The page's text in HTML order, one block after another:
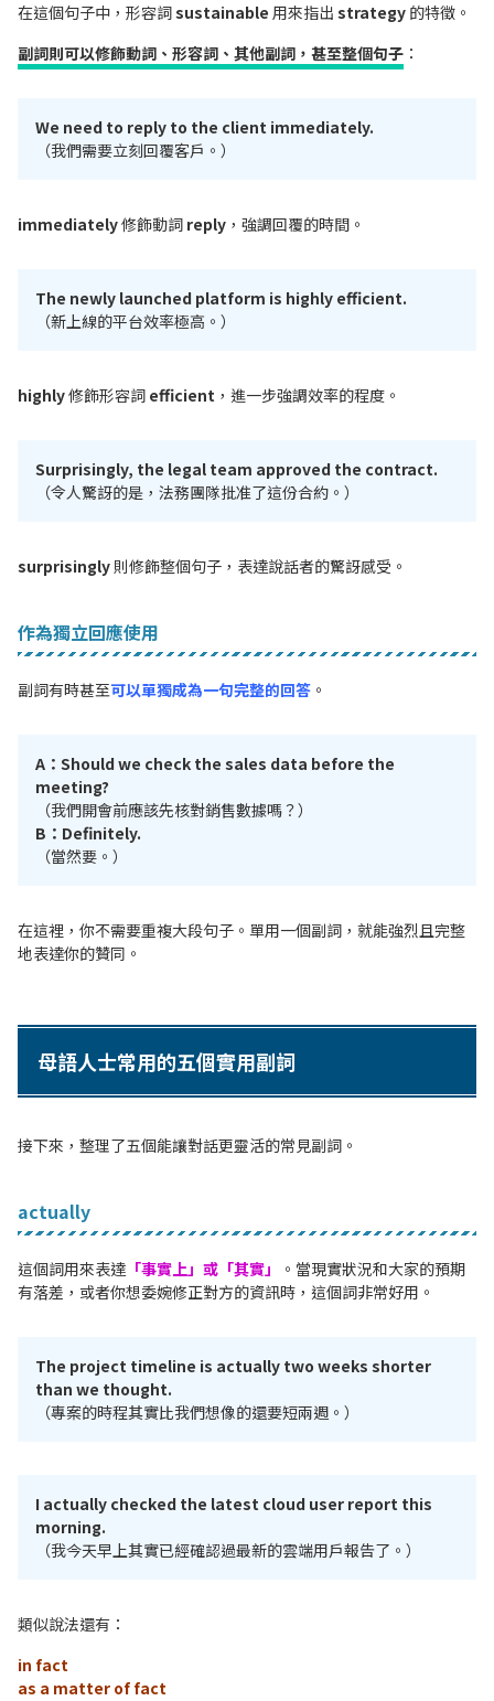
在這個句子中，形容詞sustainable 用來指出 strategy 的特徵。
副詞則可以修飾動詞、形容詞、其他副詞，甚至整個句子 ：
We need to reply to the client immediately.
（我們需要立刻回覆客戶。）
immediately修飾動詞 reply ，強調回覆的時間。
The newly launched platform is highly efficient.
（新上線的平台效率極高。）
highly修飾形容詞 efficient ，進一步強調效率的程度。
Surprisingly, the legal team approved the contract.
（令人驚訝的是，法務團隊批准了這份合約。）
surprisingly則修飾整個句子，表達說話者的驚訝感受。
作為獨立回應使用
副詞有時甚至可以單獨成為一句完整的回答 。
A：Should we check the sales data before the
meeting?
（我們開會前應該先核對銷售數據嗎？）
B：Definitely.
（當然要。）
在這裡，你不需要重複大段句子。單用一個副詞，就能強烈且完整
地表達你的贊同。
母語人士常用的五個實用副詞
接下來，整理了五個能讓對話更靈活的常見副詞。
actually
這個詞用來表達 「事實上」或「其實」
。當現實狀況和大家的預期
有落差，或者你想委婉修正對方的資訊時，這個詞非常好用。
The project timeline is actually two weeks shorter
than we thought.
（專案的時程其實比我們想像的還要短兩週。）
I actually checked the latest cloud user report this
morning.
（我今天早上其實已經確認過最新的雲端用戶報告了。）
類似說法還有：
in fact
as a matter of fact